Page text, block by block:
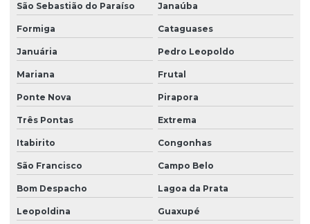
Reforma de caminho de rolamento
Reforma de ponte rolante em am
Reforma de ponte rolante em pr
Reforma de ponte rolante em rs
Reforma de ponte rolante em sc
Reforma de ponte rolante em sp
Reforma de talha elétrica
Reforma de talha elétrica em am
São Sebastião do Paraíso Janaúba
Formiga Cataguases
Januária Pedro Leopoldo
Mariana Frutal
Ponte Nova Pirapora
Três Pontas Extrema
Itabirito Congonhas
São Francisco Campo Belo
Bom Despacho Lagoa da Prata
Leopoldina Guaxupé